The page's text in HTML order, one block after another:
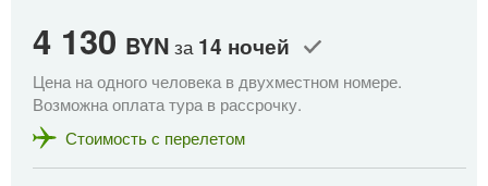
4 130 BYN за 14 ночей
Цена на одного человека в двухместном номере.
Возможна оплата тура в рассрочку.
Стоимость с перелетом